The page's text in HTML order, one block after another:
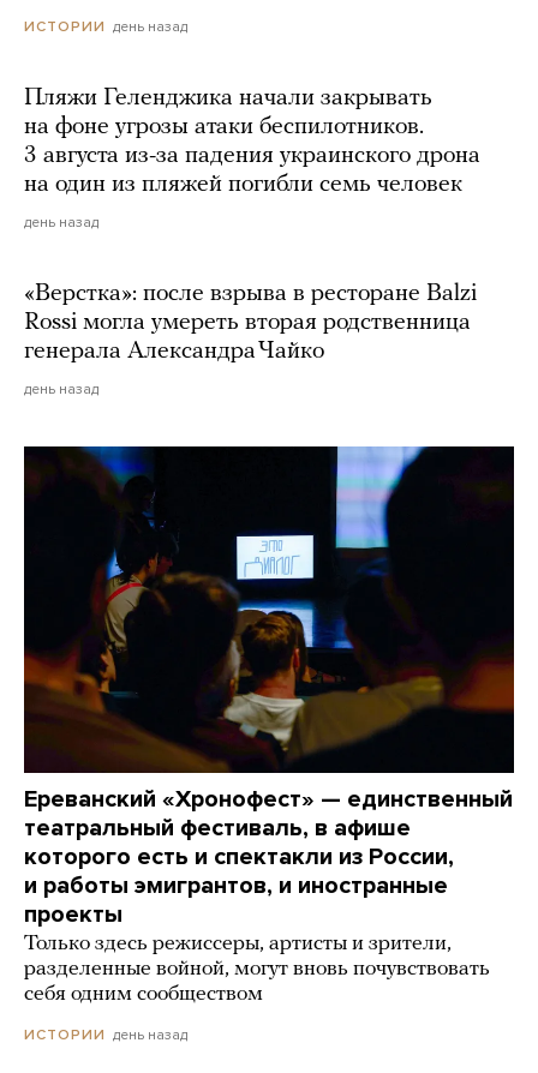
ИСТОРИИ день назад
Пляжи Геленджика начали закрывать
на фоне угрозы атаки беспилотников.
3 августа из-за падения украинского дрона
на один из пляжей погибли семь человек
день назад
«Верстка»: после взрыва в ресторане Balzi
Rossi могла умереть вторая родственница
генерала Александра Чайко
день назад
Ереванский «Хронофест» — единственный
театральный фестиваль, в афише
которого есть и спектакли из России,
и работы эмигрантов, и иностранные
проекты
Только здесь режиссеры, артисты и зрители,
разделенные войной, могут вновь почувствовать
себя одним сообществом
ИСТОРИИ день назад